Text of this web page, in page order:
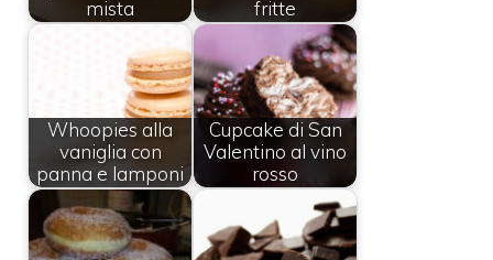
mista
fritte
Whoopies alla
vaniglia con
panna e lamponi
Cupcake di San
Valentino al vino
rosso